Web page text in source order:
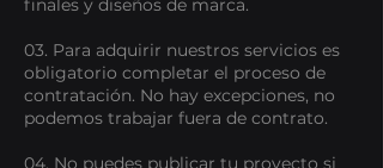
finales y diseños de marca.
03. Para adquirir nuestros servicios es
obligatorio completar el proceso de
contratación. No hay excepciones, no
podemos trabajar fuera de contrato.
04. No puedes publicar tu proyecto si